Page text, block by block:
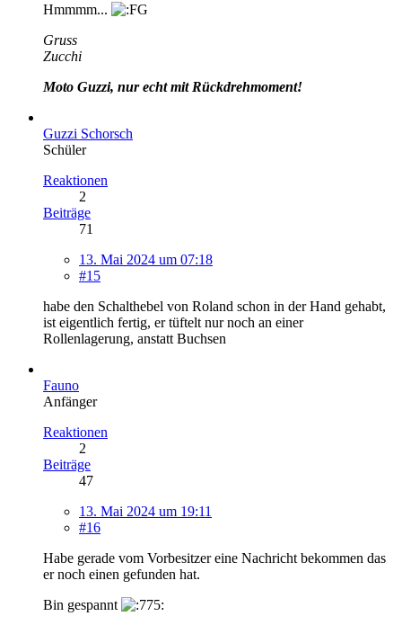
Hmmmm...
Gruss
Zucchi
Moto Guzzi, nur echt mit Rückdrehmoment!
Guzzi Schorsch
Schüler
Reaktionen
2
Beiträge
71
13. Mai 2024 um 07:18
#15
habe den Schalthebel von Roland schon in der Hand gehabt,
ist eigentlich fertig, er tüftelt nur noch an einer
Rollenlagerung, anstatt Buchsen
Fauno
Anfänger
Reaktionen
2
Beiträge
47
13. Mai 2024 um 19:11
#16
Habe gerade vom Vorbesitzer eine Nachricht bekommen das
er noch einen gefunden hat.
Bin gespannt